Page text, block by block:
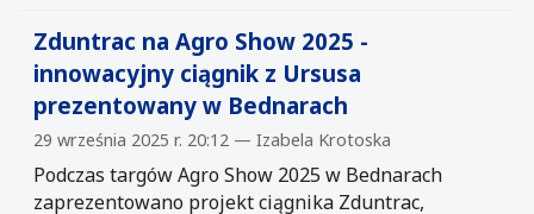
Zduntrac na Agro Show 2025 -
innowacyjny ciągnik z Ursusa
prezentowany w Bednarach
29 września 2025 r. 20:12 — Izabela Krotoska
Podczas targów Agro Show 2025 w Bednarach
zaprezentowano projekt ciągnika Zduntrac,